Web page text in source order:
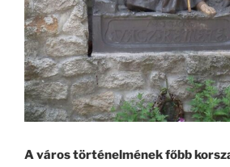
A város történelmének főbb